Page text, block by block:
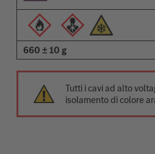
660 ± 10 g
Tutti i cavi ad alto
isolamento di colore